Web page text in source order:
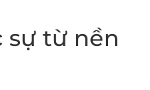
sự từ nền